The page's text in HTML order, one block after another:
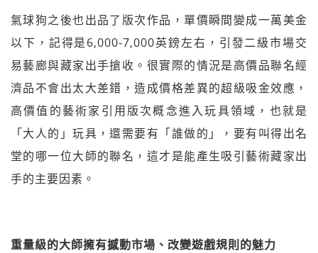
氣球狗之後也出品了版次作品，單價瞬間變成一萬美金
以下，記得是6,000-7,000英鎊左右，引發二級市場交
易藝廊與藏家出手搶收。很實際的情況是高價品聯名經
濟品不會出太大差錯，造成價格差異的超級吸金效應，
高價值的藝術家引用版次概念進入玩具領域，也就是
「大人的」玩具，還需要有「誰做的」，要有叫得出名
堂的哪一位大師的聯名，這才是能產生吸引藝術藏家出
手的主要因素。
重量級的大師擁有撼動市場、改變遊戲規則的魅力